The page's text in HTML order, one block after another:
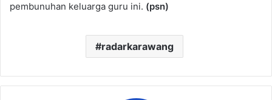
pembunuhan keluarga guru ini. (psn)
radarkarawang